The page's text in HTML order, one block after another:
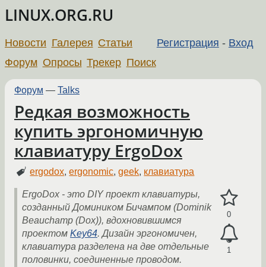
LINUX.ORG.RU
Регистрация - Вход
Новости Галерея Статьи
Форум Опросы Трекер Поиск
Форум — Talks
Редкая возможность
купить эргономичную
клавиатуру ErgoDox
ergodox,ergonomic,geek, клавиатура
0
1
ErgoDox - это DIY проект клавиатуры,
созданный Домиником Бичампом (Dominik
Beauchamp (Dox)), вдохновившимся
проектом Key64. Дизайн эргономичен,
клавиатура разделена на две отдельные
половинки, соединенные проводом.